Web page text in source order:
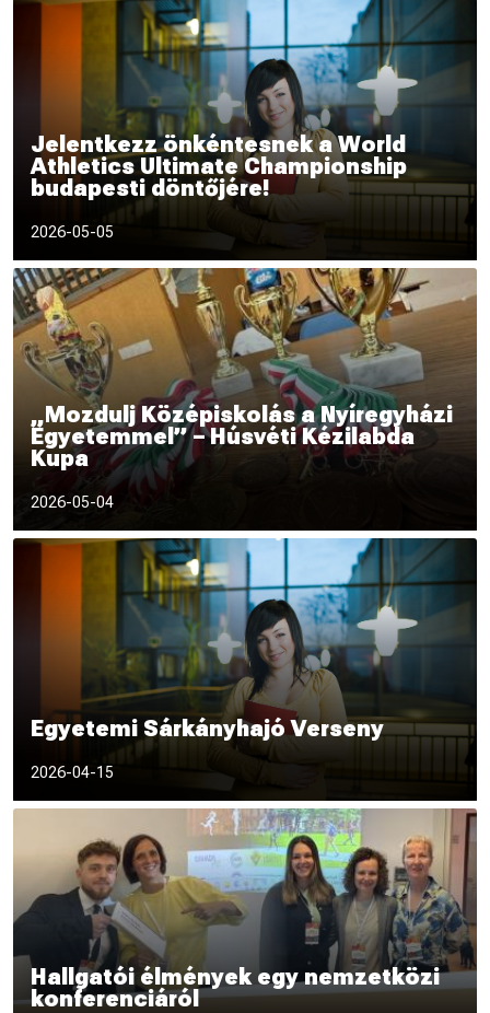
Jelentkezz önkéntesnek a World
Athletics Ultimate Championship
budapesti döntőjére!
A sportok királynője ismét Budapestre érkezik: 2026.
2026-05-05
„Mozdulj Középiskolás a Nyíregyházi
Egyetemmel” – Húsvéti Kézilabda
Kupa
2026-05-04
Egyetemi Sárkányhajó Verseny
A Tokaj-Hegyalja Egyetem Egyetemi Sárkányhajó Versenyt sze
2026-04-15
Hallgatói élmények egy nemzetközi
konferenciáról